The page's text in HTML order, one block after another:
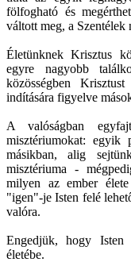
fölfogható és
váltott meg, a Szentélek
Életünknek Krisztus
egyre nagyobb
közösségben
indítására figyelve
A valóságban
misztériumokat:
másikban, alig
misztériuma -
milyen az ember
"igen"-je Isten felé
valóra.
Engedjük, hogy Isten
életébe.